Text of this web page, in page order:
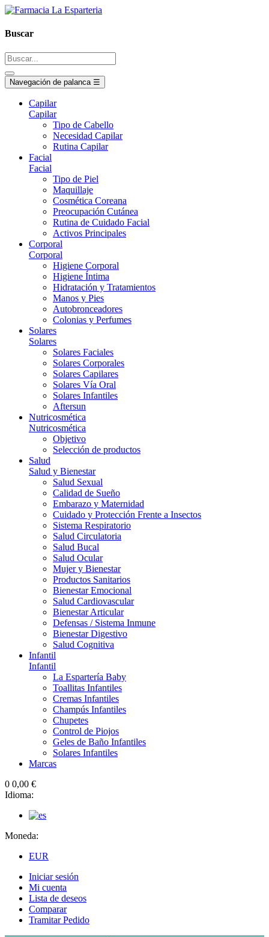
Buscar
Navegación de palanca ☰
Capilar
Capilar
Tipo de Cabello
Necesidad Capilar
Rutina Capilar
Facial
Facial
Tipo de Piel
Maquillaje
Cosmética Coreana
Preocupación Cutánea
Rutina de Cuidado Facial
Activos Principales
Corporal
Corporal
Higiene Corporal
Higiene Íntima
Hidratación y Tratamientos
Manos y Pies
Autobronceadores
Colonias y Perfumes
Solares
Solares
Solares Faciales
Solares Corporales
Solares Capilares
Solares Vía Oral
Solares Infantiles
Aftersun
Nutricosmética
Nutricosmética
Objetivo
Selección de productos
Salud
Salud y Bienestar
Salud Sexual
Calidad de Sueño
Embarazo y Maternidad
Cuidado y Protección Frente a Insectos
Sistema Respiratorio
Salud Circulatoria
Salud Bucal
Salud Ocular
Mujer y Bienestar
Productos Sanitarios
Bienestar Emocional
Salud Cardiovascular
Bienestar Articular
Defensas / Sistema Inmune
Bienestar Digestivo
Salud Cognitiva
Infantil
Infantil
La Espartería Baby
Toallitas Infantiles
Cremas Infantiles
Champús Infantiles
Chupetes
Control de Piojos
Geles de Baño Infantiles
Solares Infantiles
Marcas
0 0,00 €
Idioma:
Moneda:
EUR
Iniciar sesión
Mi cuenta
Lista de deseos
Comparar
Tramitar Pedido